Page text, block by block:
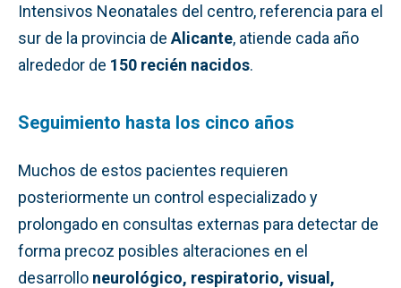
Intensivos Neonatales del centro, referencia para el
sur de la provincia de Alicante, atiende cada año
alrededor de 150 recién nacidos.
Seguimiento hasta los cinco años
Muchos de estos pacientes requieren
posteriormente un control especializado y
prolongado en consultas externas para detectar de
forma precoz posibles alteraciones en el
desarrollo neurológico, respiratorio, visual,